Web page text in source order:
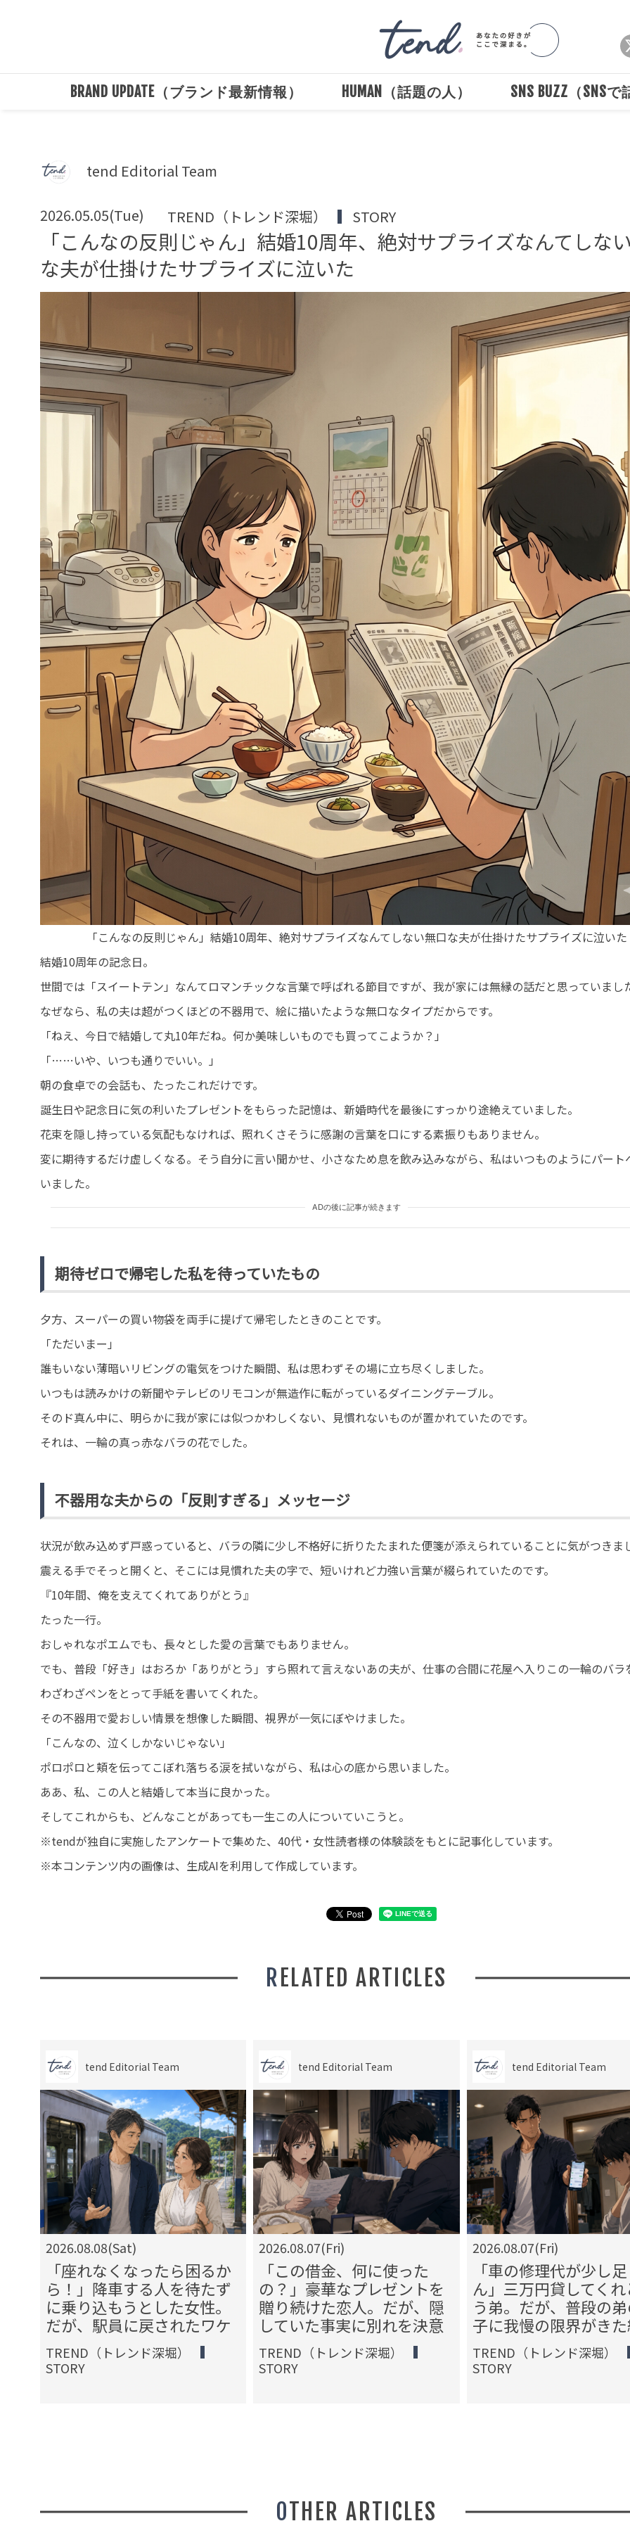
BRAND UPDATE（ブランド最新情報） HUMAN（話題の人） SNS BUZZ（SNS
tend Editorial Team
2026.05.05(Tue) TREND（トレンド深堀） STORY
「こんなの反則じゃん」結婚10周年、絶対サプライズなんてしな
な夫が仕掛けたサプライズに泣いた
「こんなの反則じゃん」結婚10周年、絶対サプライズなんてしない無口な夫が仕掛けたサプライズに泣いた
結婚10周年の記念日。
世間では「スイートテン」なんてロマンチックな言葉で呼ばれる節目ですが、我が家には無縁の話だと思っていまし
なぜなら、私の夫は超がつくほどの不器用で、絵に描いたような無口なタイプだからです。
「ねえ、今日で結婚して丸10年だね。何か美味しいものでも買ってこようか？」
「……いや、いつも通りでいい。」
朝の食卓での会話も、たったこれだけです。
誕生日や記念日に気の利いたプレゼントをもらった記憶は、新婚時代を最後にすっかり途絶えていました。
花束を隠し持っている気配もなければ、照れくさそうに感謝の言葉を口にする素振りもありません。
変に期待するだけ虚しくなる。そう自分に言い聞かせ、小さなため息を飲み込みながら、私はいつものようにパート
いました。
ADの後に記事が続きます
期待ゼロで帰宅した私を待っていたもの
夕方、スーパーの買い物袋を両手に提げて帰宅したときのことです。
「ただいまー」
誰もいない薄暗いリビングの電気をつけた瞬間、私は思わずその場に立ち尽くしました。
いつもは読みかけの新聞やテレビのリモコンが無造作に転がっているダイニングテーブル。
そのド真ん中に、明らかに我が家には似つかわしくない、見慣れないものが置かれていたのです。
それは、一輪の真っ赤なバラの花でした。
不器用な夫からの「反則すぎる」メッセージ
状況が飲み込めず戸惑っていると、バラの隣に少し不格好に折りたたまれた便箋が添えられていることに気がつきま
震える手でそっと開くと、そこには見慣れた夫の字で、短いけれど力強い言葉が綴られていたのです。
『10年間、俺を支えてくれてありがとう』
たった一行。
おしゃれなポエムでも、長々とした愛の言葉でもありません。
でも、普段「好き」はおろか「ありがとう」すら照れて言えないあの夫が、仕事の合間に花屋へ入りこの一輪のバラ
わざわざペンをとって手紙を書いてくれた。
その不器用で愛おしい情景を想像した瞬間、視界が一気にぼやけました。
「こんなの、泣くしかないじゃない」
ポロポロと頬を伝ってこぼれ落ちる涙を拭いながら、私は心の底から思いました。
ああ、私、この人と結婚して本当に良かった。
そしてこれからも、どんなことがあっても一生この人についていこうと。
※tendが独自に実施したアンケートで集めた、40代・女性読者様の体験談をもとに記事化しています。
※本コンテンツ内の画像は、生成AIを利用して作成しています。
RELATED ARTICLES
tend Editorial Team
2026.08.08(Sat)
「座れなくなったら困るか
ら！」降車する人を待たず
に乗り込もうとした女性。
だが、駅員に戻されたワケ
TREND（トレンド深堀）
STORY
tend Editorial Team
2026.08.07(Fri)
「この借金、何に使った
の？」豪華なプレゼントを
贈り続けた恋人。だが、隠
していた事実に別れを決意
TREND（トレンド深堀）
STORY
tend Editorial Team
2026.08.07(Fri)
「車の修理代が少し
ん」三万円貸してく
う弟。だが、普段の
子に我慢の限界がき
TREND（トレンド深堀）
STORY
OTHER ARTICLES